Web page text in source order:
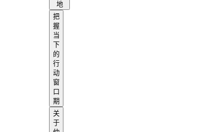
地
把
握
当
下
的
行
动
窗
口
期
关
于